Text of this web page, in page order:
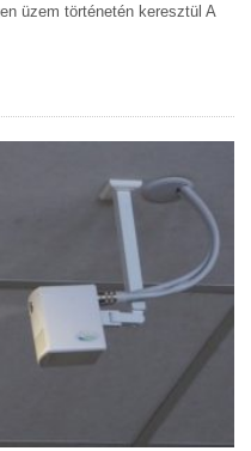
üzem történetén keresztül A